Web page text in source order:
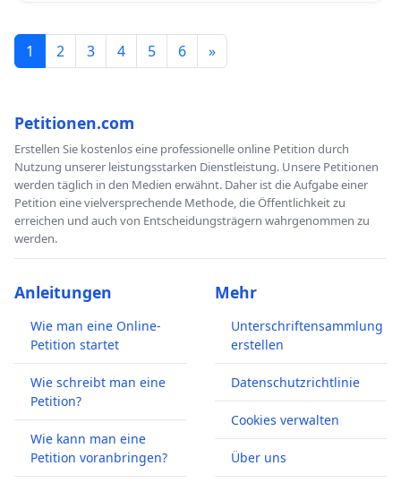
1 2 3 4 5 6 »
Petitionen.com
Erstellen Sie kostenlos eine professionelle online Petition durch
Nutzung unserer leistungsstarken Dienstleistung. Unsere Petitionen
werden täglich in den Medien erwähnt. Daher ist die Aufgabe einer
Petition eine vielversprechende Methode, die Öffentlichkeit zu
erreichen und auch von Entscheidungsträgern wahrgenommen zu
werden.
Anleitungen
Wie man eine Online-
Petition startet
Wie schreibt man eine
Petition?
Wie kann man eine
Petition voranbringen?
Mehr
Unterschriftensammlung
erstellen
Datenschutzrichtlinie
Cookies verwalten
Über uns